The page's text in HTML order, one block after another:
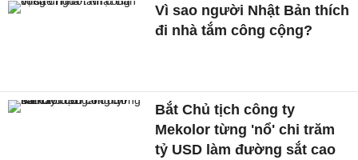
Vì sao người Nhật Bản thích
đi nhà tắm công cộng?
Bắt Chủ tịch công ty
Mekolor từng 'nổ' chi trăm
tỷ USD làm đường sắt cao